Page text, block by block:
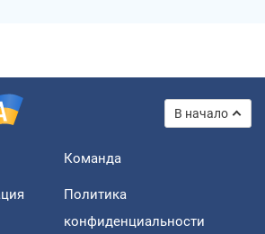
В начало
Команда
Политика
конфиденциальности